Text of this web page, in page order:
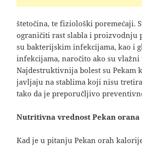
štetočina, te fiziološki poremećaji.
ograničiti rast slabla i proizvodnju
su bakterijskim infekcijama, kao i
infekcijama, naročito ako su vlažni
Najdestruktivnija bolest su Pekam
javljaju na stablima koji nisu
tako da je preporučljivo
Nutritivna vrednost Pekan orana
Kad je u pitanju Pekan orah